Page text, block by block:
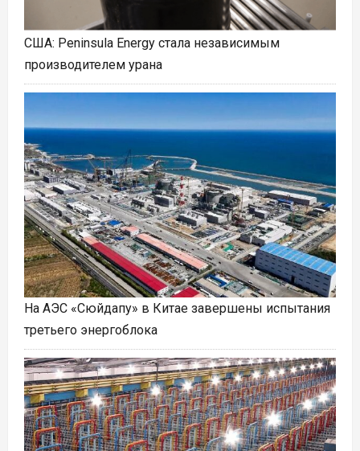
США: Peninsula Energy стала независимым
производителем урана
На АЭС «Сюйдапу» в Китае завершены испытания
третьего энергоблока